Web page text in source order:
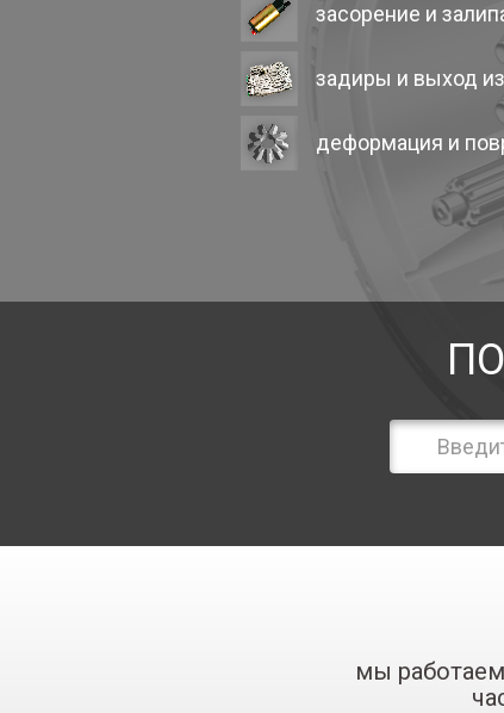
засорение и
задиры и выход
деформация и
мы